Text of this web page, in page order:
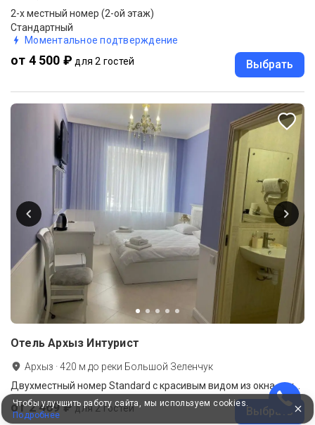
2-х местный номер (2-ой этаж)
Стандартный
Моментальное подтверждение
от 4 500 ₽ для 2 гостей Выбрать
Отель Архыз Интурист
Архыз ·420 м до реки Большой Зеленчук
Двухместный номер Standard с красивым видом из окна двуспальная кровать
от 2 469 ₽ для 2 гостей Выбрать
Чтобы улучшить работу сайта, мы используем cookies.
Подробнее